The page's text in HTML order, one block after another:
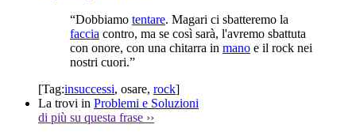
“Dobbiamo tentare. Magari ci sbatteremo la
faccia contro, ma se così sarà, l'avremo sbattuta
con onore, con una chitarra in mano e il rock nei
nostri cuori.”
[Tag:insuccessi, osare, rock]
La trovi in Problemi e Soluzioni
di più su questa frase ››